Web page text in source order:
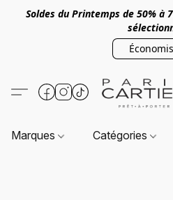
Soldes du Printemps de 50% à
Marques Catégories